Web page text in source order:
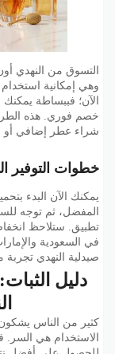
التسوق من النهدي
وهي إمكانية
خصم فوري. هذه
شراء عطر إضافي أو
خطوات التوفير
يمكنك الآن البدء
تطبيق. ستلاحظ
في السعودية
صيدلية النهدي
دليل
كثير من الناس
الاستخدام هي السر.